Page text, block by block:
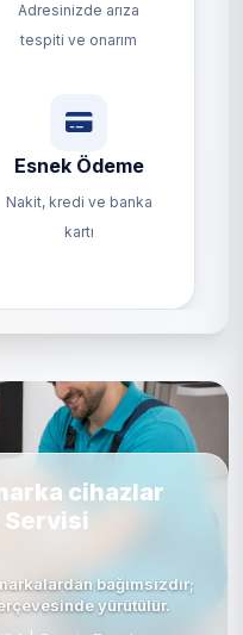
Adresinizde arıza
tespiti ve onarım
Esnek Ödeme
Nakit, kredi ve banka
kartı
cihazlar
Servisi
bağımsızdır;
yürütülür.